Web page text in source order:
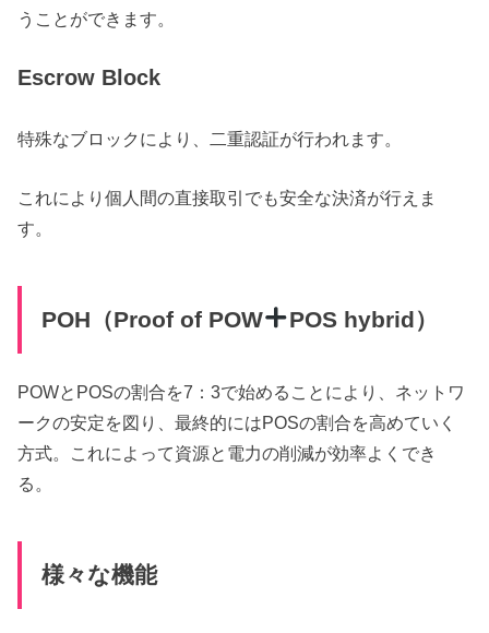
うことができます。
Escrow Block
特殊なブロックにより、二重認証が行われます。
これにより個人間の直接取引でも安全な決済が行えま
す。
POH（Proof of POW POS hybrid）
POWとPOSの割合を7：3で始めることにより、ネットワ
ークの安定を図り、最終的にはPOSの割合を高めていく
方式。これによって資源と電力の削減が効率よくでき
る。
様々な機能